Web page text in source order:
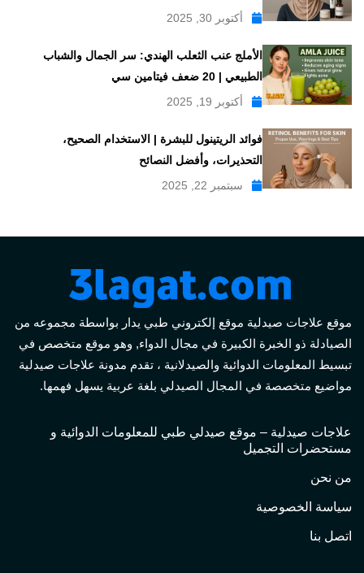
أكتوبر 30, 2025
الأملج عنب الثعلب الهندي: سر الجمال والشباب
الطبيعي | 20 ضعف فيتامين سي
أكتوبر 19, 2025
فوائد الريتينول للبشرة | الاستخدام الصحيح،
التحذيرات، وأفضل النصائح
سبتمبر 22, 2025
موقع علاجات صيدلية موقع إلكتروني طبي يدار بواسطة مجموعه من
الصيادلة ذو الخبرة الكبيرة في مجال الدواء, وهو موقع متخصص في
تبسيط المعلومات الدوائية والصيدلانية ، تقدم مدونة علاجات صيدلية
مواضيع متخصصة في المجال الصيدلي بلغة عربية يسهل فهمها.
علاجات صيدلية – موقع صيدلي طبي للمعلومات الدوائية و
مستحضرات التجميل
من نحن
سياسة الخصوصية
اتصل بنا